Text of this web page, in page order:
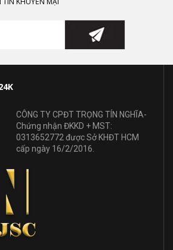
CÔNG TY CPĐT TRỌNG TÍN NGHĨA-
Chứng nhận ĐKKD + MST:
0313652772 được Sở KHĐT HCM
cấp ngày 16/2/2016.